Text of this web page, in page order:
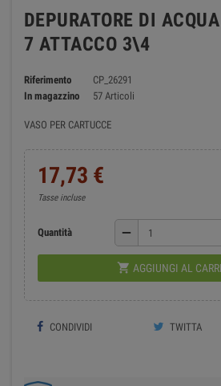
DEPURATORE DI
7 ATTACCO 3\4
Riferimento
CP_26291
In magazzino
57 Articoli
VASO PER CARTUCCE
17,73 €
Tasse incluse
Quantità remove
 AGGIUNGI AL
CONDIVIDI TWITTA